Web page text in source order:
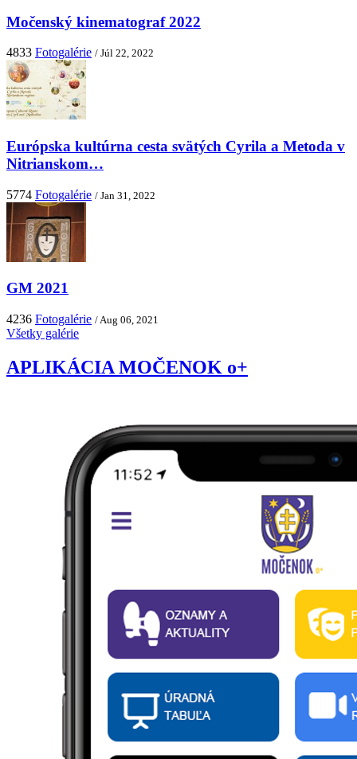
Močenský kinematograf 2022
4833 Fotogalérie / Júl 22, 2022
Európska kultúrna cesta svätých Cyrila a Metoda v
Nitrianskom…
5774 Fotogalérie / Jan 31, 2022
GM 2021
4236 Fotogalérie / Aug 06, 2021
Všetky galérie
APLIKÁCIA MOČENOK o+